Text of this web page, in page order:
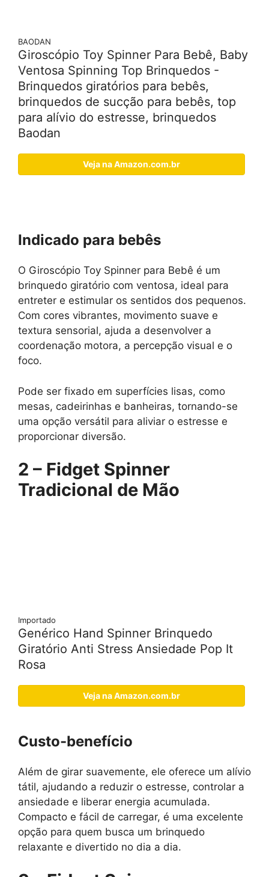
BAODAN
Giroscópio Toy Spinner Para Bebê, Baby
Ventosa Spinning Top Brinquedos -
Brinquedos giratórios para bebês,
brinquedos de sucção para bebês, top
para alívio do estresse, brinquedos
Baodan
Veja na Amazon.com.br
Indicado para bebês
O Giroscópio Toy Spinner para Bebê é um
brinquedo giratório com ventosa, ideal para
entreter e estimular os sentidos dos pequenos.
Com cores vibrantes, movimento suave e
textura sensorial, ajuda a desenvolver a
coordenação motora, a percepção visual e o
foco.
Pode ser fixado em superfícies lisas, como
mesas, cadeirinhas e banheiras, tornando-se
uma opção versátil para aliviar o estresse e
proporcionar diversão.
2 – Fidget Spinner
Tradicional de Mão
Importado
Genérico Hand Spinner Brinquedo
Giratório Anti Stress Ansiedade Pop It
Rosa
Veja na Amazon.com.br
Custo-benefício
Além de girar suavemente, ele oferece um alívio
tátil, ajudando a reduzir o estresse, controlar a
ansiedade e liberar energia acumulada.
Compacto e fácil de carregar, é uma excelente
opção para quem busca um brinquedo
relaxante e divertido no dia a dia.